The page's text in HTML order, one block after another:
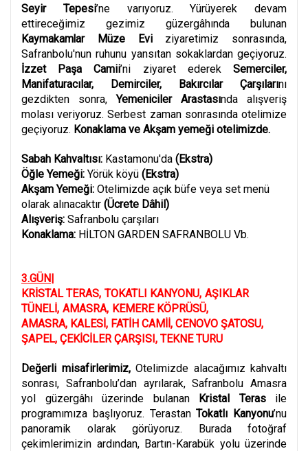
Seyir Tepesi’ne varıyoruz. Yürüyerek devam
ettireceğimiz gezimizgüzergâhında
bulunan
KaymakamlarMüze Evi ziyaretimiz sonrasında,
Safranbolu'nun ruhunu yansıtan sokaklardan geçiyoruz.
İzzet Paşa Camii’ni ziyaret ederekSemerciler,
Manifaturacılar, Demirciler, Bakırcılar Çarşılarını
gezdikten sonra,Yemeniciler Arastasında alışveriş
molası veriyoruz. Serbest zaman sonrasında otelimize
geçiyoruz. Konaklama ve Akşam yemeği otelimizde.
Sabah Kahvaltısı: Kastamonu'da (Ekstra)
Öğle Yemeği: Yörük köyü (Ekstra)
Akşam Yemeği: Otelimizde açık büfe veya set menü
olarak alınacaktır (Ücrete Dâhil)
Alışveriş: Safranbolu çarşıları
Konaklama: HİLTON GARDEN SAFRANBOLU Vb.
3.GÜN|
KRİSTAL TERAS, TOKATLI KANYONU,AŞIKLAR
TÜNELİ, AMASRA, KEMERE KÖPRÜSÜ,
AMASRA, KALESİ, FATİH CAMİİ,CENOVO ŞATOSU,
ŞAPEL, ÇEKİCİLER ÇARŞISI, TEKNE TURU
Değerli misafirlerimiz,Otelimizde alacağımız kahvaltı
sonrası, Safranbolu’dan ayrılarak, Safranbolu Amasra
yol güzergâhı üzerinde bulanan Kristal Teras ile
programımıza başlıyoruz. TerastanTokatlı Kanyonu’nu
panoramik olarak görüyoruz. Burada fotoğraf
çekimlerimizin ardından, Bartın-Karabük yolu üzerinde